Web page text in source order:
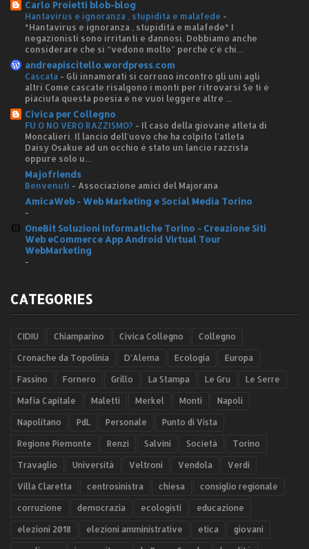
Carlo Proietti blob-blog
Hantavirus e ignoranza , stupidità e malafede -
*Hantavirus e ignoranza , stupidità e malafede* I
negazionisti sono irritanti e dannosi. Dobbiamo anche
considerare che si “vedono molto” perché c'è chi...
andreapiscitello.wordpress.com
Cascata - Gli innamorati si corrono incontro gli uni agli
altri Come cascate risalgono i monti per ritrovarsi Se ti è
piaciuta questa poesia e ne vuoi leggere altre ...
Civica per Collegno
FU O NO VERO RAZZISMO? - Il caso della giovane atleta di
Moncalieri. Il lancio dell'uovo che ha colpito l'atleta
Daisy Osakue ad un occhio è stato un lancio razzista
oppure solo u...
Majofriends
Benvenuti - Associazione amici del Majorana
AmicaWeb - Web Marketing e Social Media Torino
-
OneBit Soluzioni Informatiche Torino - Creazione Siti
Web eCommerce App Android Virtual Tour
WebMarketing
-
CATEGORIES
CIDIU Chiamparino Civica Collegno Collegno
Cronache da Topolinia D'Alema Ecologia Europa
Fassino Fornero Grillo La Stampa Le Gru Le Serre
Mafia Capitale Maletti Merkel Monti Napoli
Napolitano PdL Personale Punto di Vista
Regione Piemonte Renzi Salvini Società Torino
Travaglio Università Veltroni Vendola Verdi
Villa Claretta centrosinistra chiesa consiglio regionale
corruzione democrazia ecologisti educazione
elezioni 2018 elezioni amministrative etica giovani